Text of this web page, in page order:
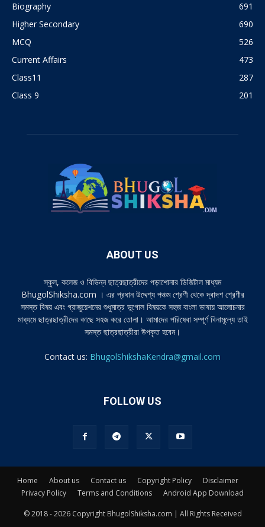
Biography
691
Higher Secondary
690
MCQ
526
Current Affairs
473
Class11
287
Class 9
201
ABOUT US
স্কুল, কলেজ ও বিভিন্ন ছাত্রছাত্রীদের পড়াশোনার ডিজিটাল মাধ্যম
BhugolShiksha.com । এর প্রধান উদ্দেশ্য পঞ্চম শ্রেণী থেকে দ্বাদশ শ্রেণীর
সমস্ত বিষয় এবং গ্রাজুয়েশনের শুধুমাত্র ভূগোল বিষয়কে সহজ বাংলা ভাষায় আলোচনার
মাধ্যমে ছাত্রছাত্রীদের কাছে সহজ করে তোলা। আমাদের পরিষেবা সম্পূর্ণ বিনামূল্যে তাই
সমস্ত ছাত্রছাত্রীরা উপকৃত হবেন।
Contact us: BhugolShikshaKendra@gmail.com
FOLLOW US
Home About us Contact us Copyright Policy
Disclaimer
Privacy Policy
Terms and Conditions Android App Download
© 2018 - 2026 Copyright BhugolShiksha.com | All Rights Received